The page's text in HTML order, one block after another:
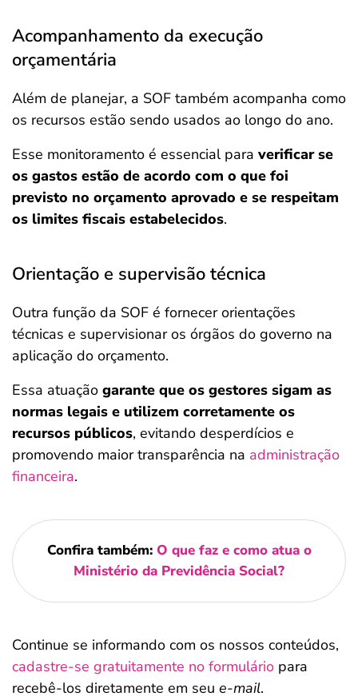
Acompanhamento da execução
orçamentária
Além de planejar, a SOF também acompanha como
os recursos estão sendo usados ao longo do ano.
Esse monitoramento é essencial para verificar se
os gastos estão de acordo com o que foi
previsto no orçamento aprovado e se respeitam
os limites fiscais estabelecidos.
Orientação e supervisão técnica
Outra função da SOF é fornecer orientações
técnicas e supervisionar os órgãos do governo na
aplicação do orçamento.
Essa atuação garante que os gestores sigam as
normas legais e utilizem corretamente os
recursos públicos, evitando desperdícios e
promovendo maior transparência na administração
financeira.
Confira também: O que faz e como atua o
Ministério da Previdência Social?
Continue se informando com os nossos conteúdos,
cadastre-se gratuitamente no formulário para
recebê-los diretamente em seu e-mail.